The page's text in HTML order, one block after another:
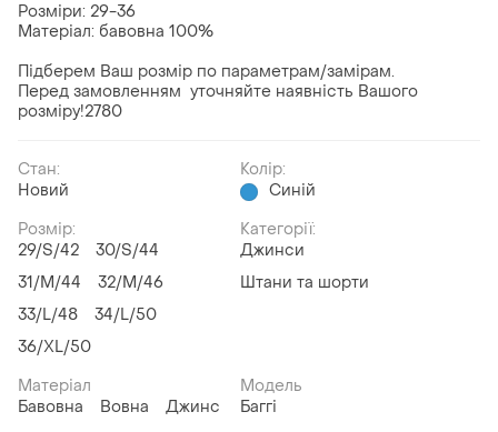
Розміри: 29-36
Матеріал: бавовна 100%
Підберем Ваш розмір по параметрам/замірам.
Перед замовленням уточняйте наявність Вашого
розміру!2780
Стан:
Новий
Колір:
Синій
Розмір:
29/S/42
30/S/44
31/M/44
32/M/46
33/L/48
34/L/50
36/XL/50
Категорії:
Джинси
Штани та шорти
Матеріал
Бавовна
Вовна Джинс
Модель
Баггі